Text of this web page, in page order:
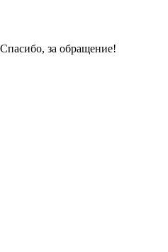
Спасибо, за обращение!